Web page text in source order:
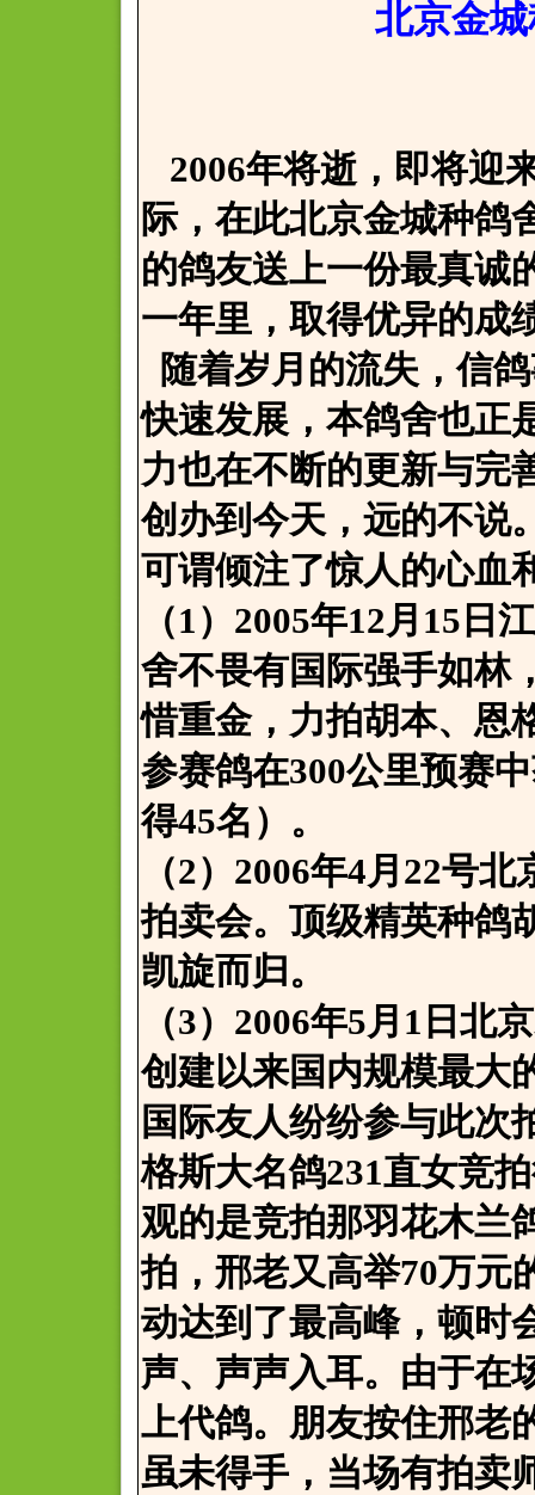
北京金
2006年将逝，即将迎
际，在此北京金城种鸽
的鸽友送上一份最真诚
一年里，取得优异的成
随着岁月的流失，信
快速发展，本鸽舍也正
力也在不断的更新与完
创办到今天，远的不说
可谓倾注了惊人的心血
（1）2005年12月15日
舍不畏有国际强手如林
惜重金，力拍胡本、恩
参赛鸽在300公里预赛
得45名）。
（2）2006年4月22号
拍卖会。顶级精英种鸽
凯旋而归。
（3）2006年5月1日北
创建以来国内规模最大
国际友人纷纷参与此次
格斯大名鸽231直女竞
观的是竞拍那羽花木兰
拍，邢老又高举70万元
动达到了最高峰，顿时
声、声声入耳。由于在
上代鸽。朋友按住邢老
虽未得手，当场有拍卖